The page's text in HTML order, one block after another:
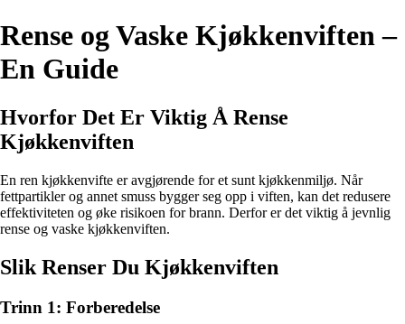
Rense og Vaske Kjøkkenviften –
En Guide
Hvorfor Det Er Viktig Å Rense
Kjøkkenviften
En ren kjøkkenvifte er avgjørende for et sunt kjøkkenmiljø. Når
fettpartikler og annet smuss bygger seg opp i viften, kan det redusere
effektiviteten og øke risikoen for brann. Derfor er det viktig å jevnlig
rense og vaske kjøkkenviften.
Slik Renser Du Kjøkkenviften
Trinn 1: Forberedelse